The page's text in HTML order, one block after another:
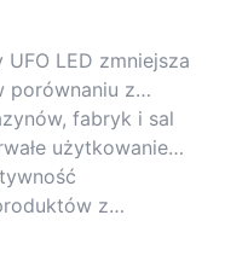
LED zmniejsza
porównaniu z
rachunki za
i komercyjnych.
fabryk i sal
użytkowanie
z